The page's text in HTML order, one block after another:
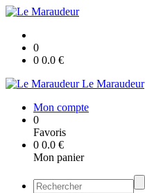
0
0 0.0 €
Le Maraudeur
Mon compte
0
Favoris
0 0.0 €
Mon panier